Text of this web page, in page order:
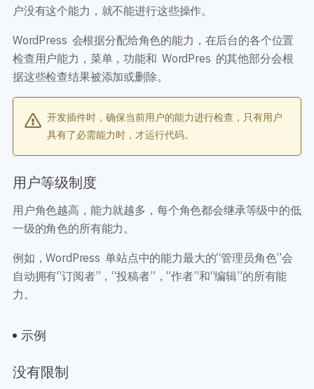
户没有这个能力，就不能进行这些操作。
WordPress 会根据分配给角色的能力，在后台的各个位置
检查用户能力，菜单，功能和 WordPres 的其他部分会根
据这些检查结果被添加或删除。
开发插件时，确保当前用户的能力进行检查，只有用户
具有了必需能力时，才运行代码。
用户等级制度
用户角色越高，能力就越多，每个角色都会继承等级中的低
一级的角色的所有能力。
例如，WordPress 单站点中的能力最大的“管理员角色”会
自动拥有“订阅者”，“投稿者”，“作者”和“编辑”的所有能
力。
示例
没有限制